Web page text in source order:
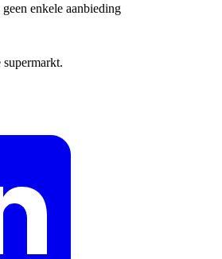
enkele aanbieding